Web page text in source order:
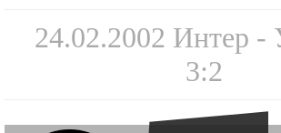
24.02.2002 Интер -
3:2